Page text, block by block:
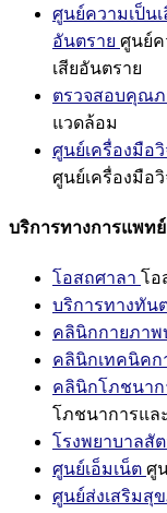
ศูนย์ความเป็น
อันตราย ศูนย์ค
เสียอันตราย
ตรวจสอบคุณ
แวดล้อม
ศูนย์เครื่องมือ
ศูนย์เครื่องมือ
บริการทางการแพทย์
โอสถศาลา โอ
บริการทางทัน
คลินิกกายภาพ
คลินิกเทคนิคก
คลินิกโภชนาก
โภชนาการแล
โรงพยาบาลสั
ศูนย์เอ็มเน็ต ศู
ศูนย์ส่งเสริมสุ